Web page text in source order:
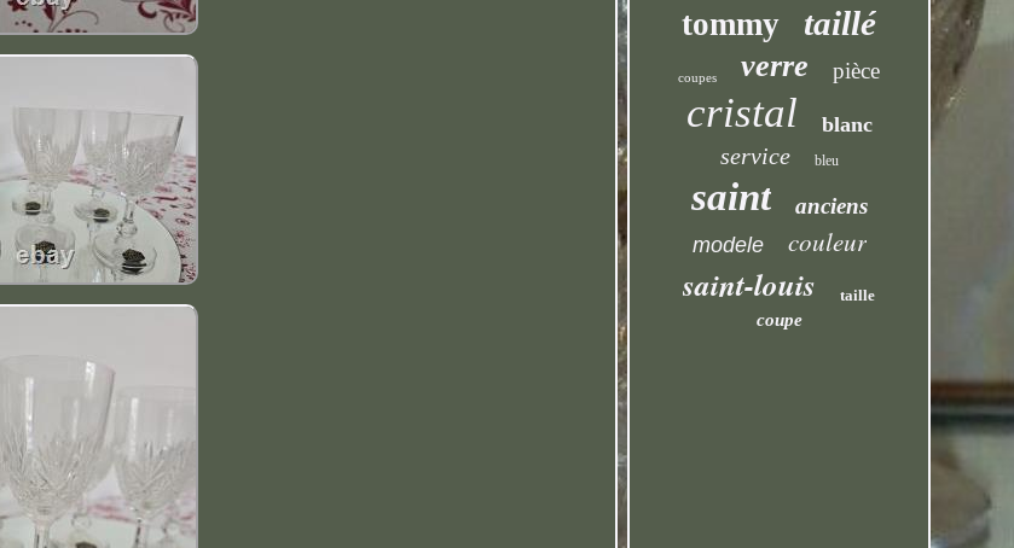
tommy taillé
coupes verre pièce
cristal blanc
service bleu
saint anciens
modele couleur
saint-louis taille
coupe